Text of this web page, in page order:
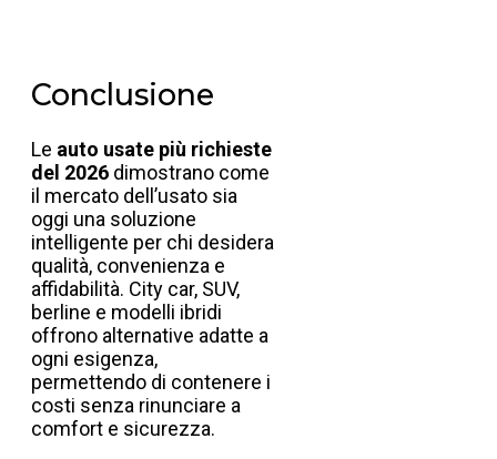
Conclusione
Le auto usate più richieste
del 2026 dimostrano come
il mercato dell’usato sia
oggi una soluzione
intelligente per chi desidera
qualità, convenienza e
affidabilità. City car, SUV,
berline e modelli ibridi
offrono alternative adatte a
ogni esigenza,
permettendo di contenere i
costi senza rinunciare a
comfort e sicurezza.